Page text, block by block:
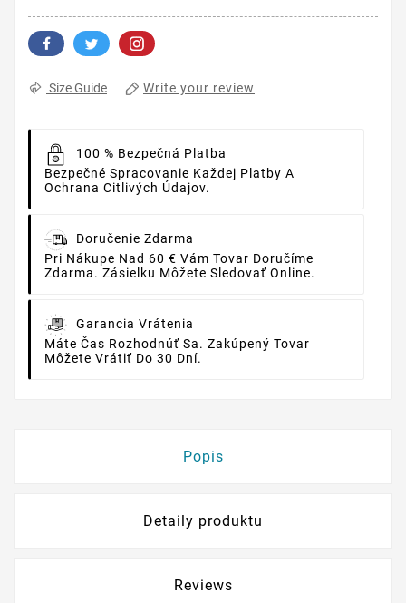
Size Guide Write your review
100 % Bezpečná Platba
Bezpečné Spracovanie Každej Platby A
Ochrana Citlivých Údajov.
Doručenie Zdarma
Pri Nákupe Nad 60 € Vám Tovar Doručíme
Zdarma. Zásielku Môžete Sledovať Online.
Garancia Vrátenia
Máte Čas Rozhodnúť Sa. Zakúpený Tovar
Môžete Vrátiť Do 30 Dní.
Popis
Detaily produktu
Reviews